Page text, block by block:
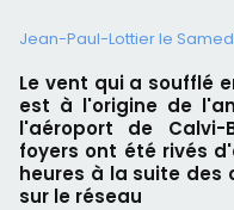
Jean-Paul-Lottier le Samedi
Le vent qui a soufflé
est à l'origine de
l'aéroport de Calvi-
foyers ont été rivés
heures à la suite des
sur le réseau